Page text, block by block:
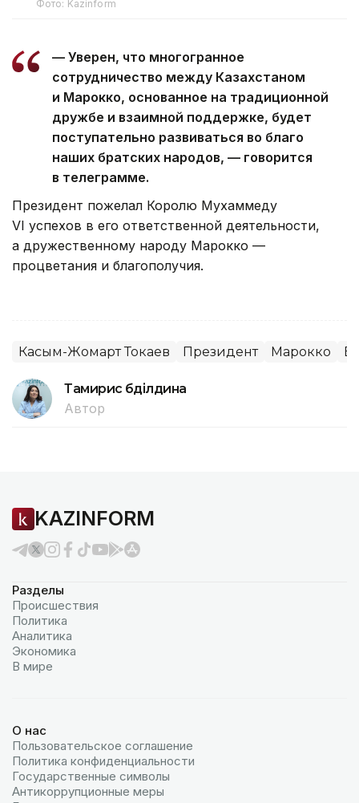
Фото: Kazinform
— Уверен, что многогранное
сотрудничество между Казахстаном
и Марокко, основанное на традиционной
дружбе и взаимной поддержке, будет
поступательно развиваться во благо
наших братских народов, — говорится
в телеграмме.
Президент пожелал Королю Мухаммеду
VI успехов в его ответственной деятельности,
а дружественному народу Марокко —
процветания и благополучия.
Касым-Жомарт Токаев Президент Марокко
Тамирис Әбділдина
Автор
KAZINFORM
Разделы
Происшествия
Политика
Аналитика
Экономика
В мире
О нас
Пользовательское соглашение
Политика конфиденциальности
Государственные символы
Антикоррупционные меры